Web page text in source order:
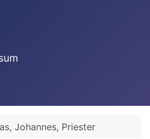
Johannes, Priester